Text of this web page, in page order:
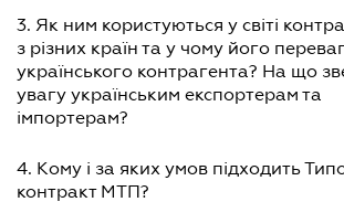
3. Як ним користуються у світі
з різних країн та у чому його
українського контрагента? На що
увагу українським експортерам та
імпортерам?
4. Кому і за яких умов підходить
контракт МТП?